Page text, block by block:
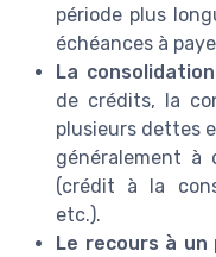
période plus
échéances à
La
de crédits, la
plusieurs dettes
généralement
(crédit à la
etc.).
Le recours à